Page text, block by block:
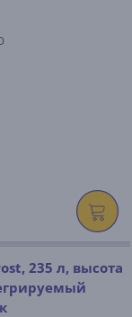
235 л, высота